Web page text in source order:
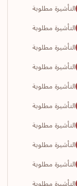
التأشيرة مطلوبة
التأشيرة مطلوبة
التأشيرة مطلوبة
التأشيرة مطلوبة
التأشيرة مطلوبة
التأشيرة مطلوبة
التأشيرة مطلوبة
التأشيرة مطلوبة
التأشيرة مطلوبة